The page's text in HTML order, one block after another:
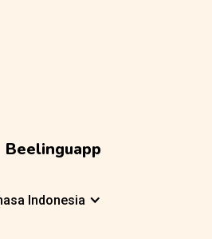
Beelinguapp
Indonesia